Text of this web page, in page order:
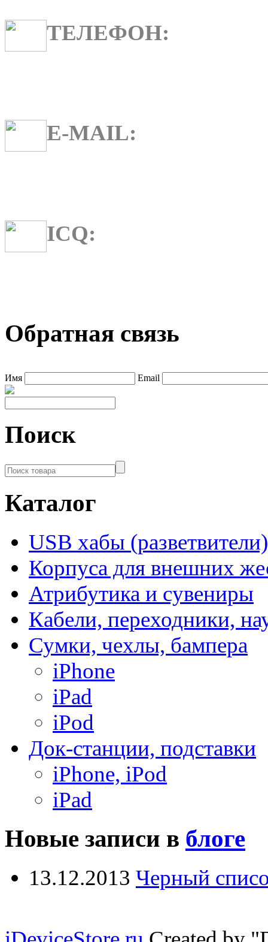
ТЕЛЕФОН:
E-MAIL:
ICQ:
Обратная связь
Имя Email
Поиск
Каталог
USB хабы (разветвители)
Корпуса для внешних
Атрибутика и сувениры
Кабели, переходники,
Сумки, чехлы, бампера
iPhone
iPad
iPod
Док-станции, подставки
iPhone, iPod
iPad
Новые записи в блоге
13.12.2013 Черный